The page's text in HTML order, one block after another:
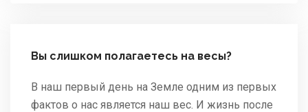
Вы слишком полагаетесь на весы?
В наш первый день на Земле одним из первых
фактов о нас является наш вес. И жизнь после